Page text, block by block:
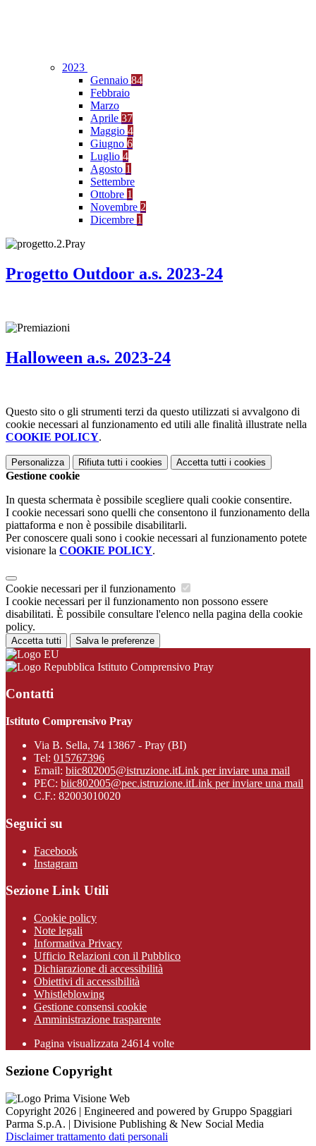
2023
Gennaio 84
Febbraio
Marzo
Aprile 37
Maggio 4
Giugno 6
Luglio 4
Agosto 1
Settembre
Ottobre 1
Novembre 2
Dicembre 1
Progetto Outdoor a.s. 2023-24
Halloween a.s. 2023-24
Questo sito o gli strumenti terzi da questo utilizzati si avvalgono di
cookie necessari al funzionamento ed utili alle finalità illustrate nella
COOKIE POLICY.
Personalizza Rifiuta tutti i cookies Accetta tutti i cookies
Gestione cookie
In questa schermata è possibile scegliere quali cookie consentire.
I cookie necessari sono quelli che consentono il funzionamento della
piattaforma e non è possibile disabilitarli.
Per conoscere quali sono i cookie necessari al funzionamento potete
visionare la COOKIE POLICY.
Cookie necessari per il funzionamento
I cookie necessari per il funzionamento non possono essere
disabilitati. È possibile consultare l'elenco nella pagina della cookie
policy.
Accetta tutti Salva le preferenze
Istituto Comprensivo Pray
Contatti
Istituto Comprensivo Pray
Via B. Sella, 74 13867 - Pray (BI)
Tel: 015767396
Email: biic802005@istruzione.itLink per inviare una mail
PEC: biic802005@pec.istruzione.itLink per inviare una mail
C.F.: 82003010020
Seguici su
Facebook
Instagram
Sezione Link Utili
Cookie policy
Note legali
Informativa Privacy
Ufficio Relazioni con il Pubblico
Dichiarazione di accessibilità
Obiettivi di accessibilità
Whistleblowing
Gestione consensi cookie
Amministrazione trasparente
Pagina visualizzata 24614 volte
Sezione Copyright
Copyright 2026 | Engineered and powered by Gruppo Spaggiari
Parma S.p.A. | Divisione Publishing & New Social Media
Disclaimer trattamento dati personali